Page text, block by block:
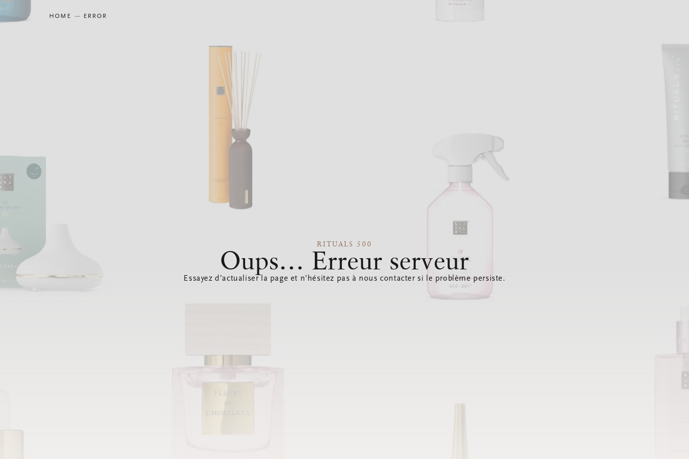
HOME ERROR
RITUALS 500
Oups… Erreur serveur
Essayez d’actualiser la page et n’hésitez pas à nous contacter si le problème persiste.